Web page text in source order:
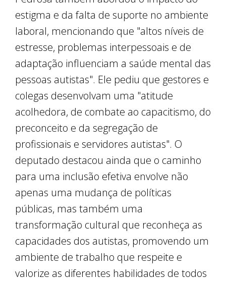
estigma e da falta de suporte no ambiente
laboral, mencionando que "altos níveis de
estresse, problemas interpessoais e de
adaptação influenciam a saúde mental das
pessoas autistas". Ele pediu que gestores e
colegas desenvolvam uma "atitude
acolhedora, de combate ao capacitismo, do
preconceito e da segregação de
profissionais e servidores autistas". O
deputado destacou ainda que o caminho
para uma inclusão efetiva envolve não
apenas uma mudança de políticas
públicas, mas também uma
transformação cultural que reconheça as
capacidades dos autistas, promovendo um
ambiente de trabalho que respeite e
valorize as diferentes habilidades de todos